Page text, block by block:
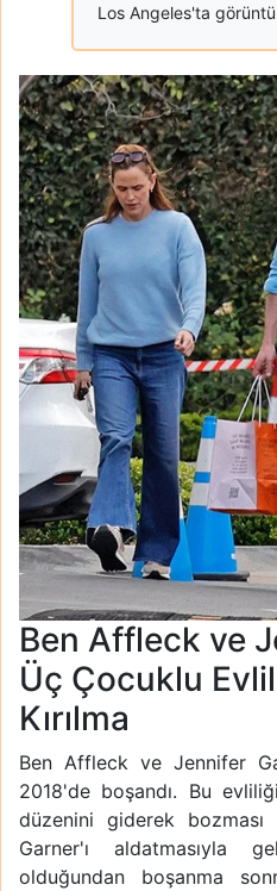
Los Angeles'ta
Ben Affleck ve
Üç Çocuklu
Kırılma
Ben Affleck ve Jennifer
2018'de boşandı. Bu
düzenini giderek bozması
Garner'ı aldatmasıyla
olduğundan boşanma